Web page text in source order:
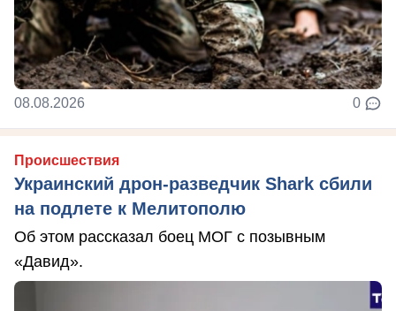
08.08.2026 0
Происшествия
Украинский дрон-разведчик Shark сбили
на подлете к Мелитополю
Об этом рассказал боец МОГ с позывным
«Давид».